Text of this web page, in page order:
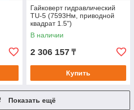
Гайковерт гидравлический
TU-5 (7593Нм, приводной
квадрат 1.5")
В наличии
2 306 157 ₸
Купить
Показать ещё